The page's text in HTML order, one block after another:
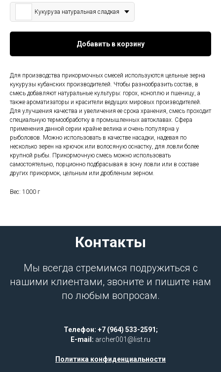
Кукуруза натуральная сладкая
Добавить в корзину
Для производства прикормочных смесей используются цельные зерна
кукурузы кубанских производителей. Чтобы разнообразить состав, в
смесь добавляют натуральные культуры: горох, коноплю и пшеницу, а
также ароматизаторы и красители ведущих мировых производителей.
Для улучшения качества и увеличения ее срока хранения, смесь проходит
специальную термообработку в промышленных автоклавах. Сфера
применения данной серии крайне велика и очень популярна у
рыболовов. Можно использовать в качестве насадки, надевая по
несколько зерен на крючок или волосяную оснастку, для ловли более
крупной рыбы. Прикормочную смесь можно использовать
самостоятельно, порционно подбрасывая в зону ловли или в составе
других прикормок, цельным или дробленым зерном.
Вес: 1000 г
Контакты
Мы всегда стремимся подружиться с
нашими клиентами, звоните и пишите нам
по любым вопросам.
Телефон: +7 (964) 533-2591;
E-mail: archer001@list.ru
Политика конфиденциальности